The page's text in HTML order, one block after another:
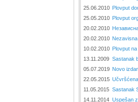
25.06.2010 Plovput
25.05.2010 Plovput
20.02.2010
20.02.2010
10.02.2010 Plovput
13.11.2009 Sastanak
05.07.2019 Novo
22.05.2015
11.05.2015 Sastanak
14.11.2014 Uspešan